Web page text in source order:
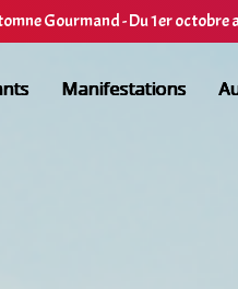
Gourmand - Du 1er octobre
Manifestations